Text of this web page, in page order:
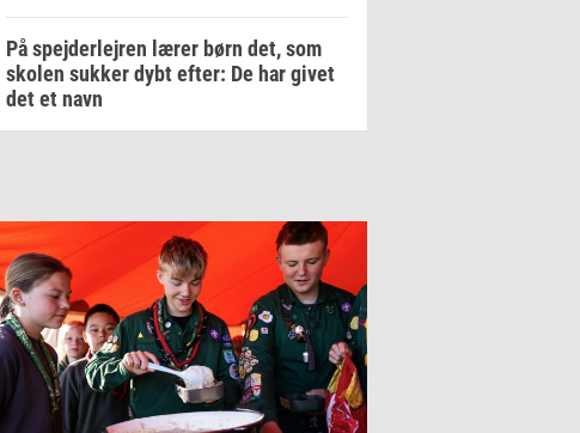
På spejderlejren lærer børn det, som
skolen sukker dybt efter: De har givet
det et navn